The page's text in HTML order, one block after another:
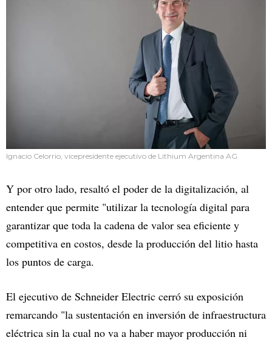
Ignacio Celorrio, vicepresidente ejecutivo de Lithium Argentina AG
Y por otro lado, resaltó el poder de la digitalización, al
entender que permite "utilizar la tecnología digital para
garantizar que toda la cadena de valor sea eficiente y
competitiva en costos, desde la producción del litio hasta
los puntos de carga.
El ejecutivo de Schneider Electric cerró su exposición
remarcando "la sustentación en inversión de infraestructura
eléctrica sin la cual no va a haber mayor producción ni